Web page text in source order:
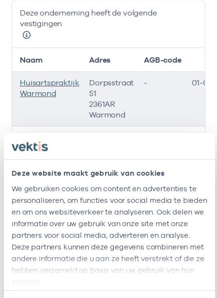
Deze website maakt gebruik van cookies
We gebruiken cookies om content en advertenties te
personaliseren, om functies voor social media te bieden
en om ons websiteverkeer te analyseren. Ook delen we
informatie over uw gebruik van onze site met onze
partners voor social media, adverteren en analyse.
Deze partners kunnen deze gegevens combineren met
andere informatie die u aan ze heeft verstrekt of die ze
hebben verzameld op basis van uw gebruik van hun
Deze onderneming heeft de volgende
vestigingen
Deze onderneming heeft de volgende vestigingen
Naam Adres AGB-code
Huisartspraktijk
Warmond
Dorpsstraat
51
2361AR
Warmond
- 01-01-
Zorgverleners
Bij deze onderneming werken de volgende
zorgverleners
Naam Rol AGB-code
R.H.M. De
Vriend
Eigenaar 01022865 01-01-2001
Dun
bij